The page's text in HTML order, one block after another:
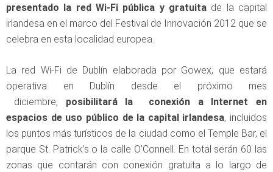
presentado la red Wi-Fi pública y gratuita de la capital
irlandesa en el marco del Festival de Innovación 2012 que se
celebra en esta localidad europea.
La red Wi-Fi de Dublín elaborada por Gowex, que estará
operativa en Dublín desde el próximo mes
diciembre, posibilitará la conexión a Internet en
espacios de uso público de la capital irlandesa, incluidos
los puntos más turísticos de la ciudad como el Temple Bar, el
parque St. Patrick’s o la calle O’Connell. En total serán 60 las
zonas que contarán con conexión gratuita a lo largo de